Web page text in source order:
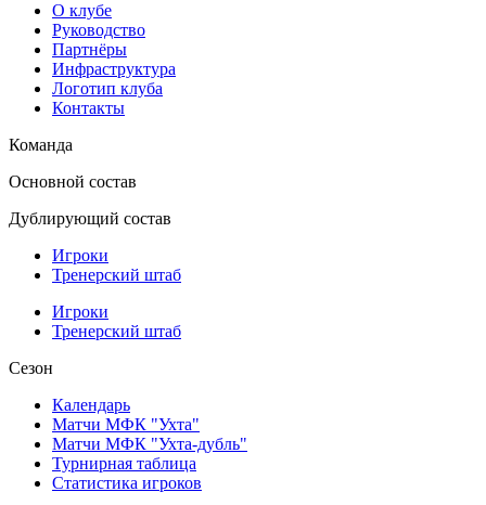
О клубе
Руководство
Партнёры
Инфраструктура
Логотип клуба
Контакты
Команда
Основной состав
Дублирующий состав
Игроки
Тренерский штаб
Игроки
Тренерский штаб
Сезон
Календарь
Матчи МФК "Ухта"
Матчи МФК "Ухта-дубль"
Турнирная таблица
Статистика игроков